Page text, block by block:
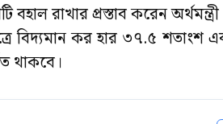
রাখার প্রস্তাব করেন
বিদ্যমান কর হার ৩৭.৫
থাকবে।